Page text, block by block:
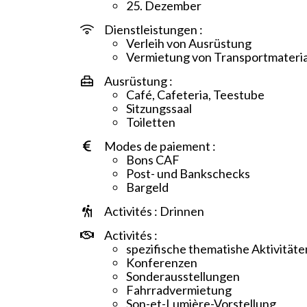
25. Dezember
Dienstleistungen :
Verleih von Ausrüstung
Vermietung von
Ausrüstung :
Café, Cafeteria, Teestube
Sitzungssaal
Toiletten
Modes de paiement :
Bons CAF
Post- und Bankschecks
Bargeld
Activités : Drinnen
Activités :
spezifische thematishe
Konferenzen
Sonderausstellungen
Fahrradvermietung
Son-et-Lumière-Vorstellung